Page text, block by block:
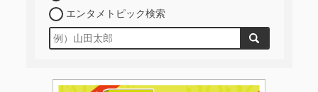
エンタメトピック検索